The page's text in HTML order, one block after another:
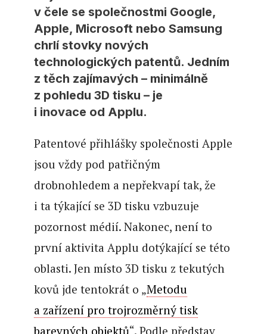
v čele se společnostmi Google,
Apple, Microsoft nebo Samsung
chrlí stovky nových
technologických patentů. Jedním
z těch zajímavých – minimálně
z pohledu 3D tisku – je
i inovace od Applu.
Patentové přihlášky společnosti Apple
jsou vždy pod patřičným
drobnohledem a nepřekvapí tak, že
i ta týkající se 3D tisku vzbuzuje
pozornost médií. Nakonec, není to
první aktivita Applu dotýkající se této
oblasti. Jen místo 3D tisku z tekutých
kovů jde tentokrát o „Metodu
a zařízení pro trojrozměrný tisk
barevných objektů“. Podle představ